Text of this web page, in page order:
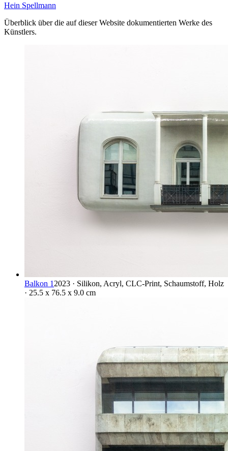
Hein Spellmann
Überblick über die auf dieser Website dokumentierten Werke des
Künstlers.
Balkon 1 2023 · Silikon, Acryl, CLC-Print, Schaumstoff, Holz
· 25.5 x 76.5 x 9.0 cm